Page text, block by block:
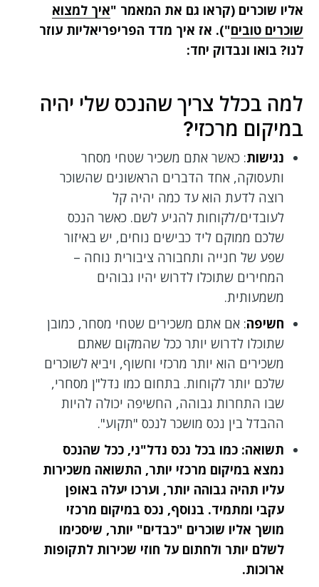
אליו שוכרים (קראו גם את המאמר "איך למצוא
שוכרים טובים"). אז איך מדד הפריפריאליות עוזר
לנו? בואו ונבדוק יחד:
למה בכלל צריך שהנכס שלי יהיה
במיקום מרכזי?
נגישות: כאשר אתם משכיר שטחי מסחר
ותעסוקה, אחד הדברים הראשונים שהשוכר
רוצה לדעת הוא עד כמה יהיה קל
לעובדים/לקוחות להגיע לשם. כאשר הנכס
שלכם ממוקם ליד כבישים נוחים, יש באיזור
שפע של חנייה ותחבורה ציבורית נוחה –
המחירים שתוכלו לדרוש יהיו גבוהים
משמעותית.
חשיפה: אם אתם משכירים שטחי מסחר, כמובן
שתוכלו לדרוש יותר ככל שהמקום שאתם
משכירים הוא יותר מרכזי וחשוף, ויביא לשוכרים
שלכם יותר לקוחות. בתחום כמו נדל"ן מסחרי,
שבו התחרות גבוהה, החשיפה יכולה להיות
ההבדל בין נכס מושכר לנכס "תקוע".
תשואה: כמו בכל נכס נדל"ני, ככל שהנכס
נמצא במיקום מרכזי יותר, התשואה משכירות
עליו תהיה גבוהה יותר, וערכו יעלה באופן
עקבי ומתמיד. בנוסף, נכס במיקום מרכזי
מושך אליו שוכרים "כבדים" יותר, שיסכימו
לשלם יותר ולחתום על חוזי שכירות לתקופות
ארוכות.